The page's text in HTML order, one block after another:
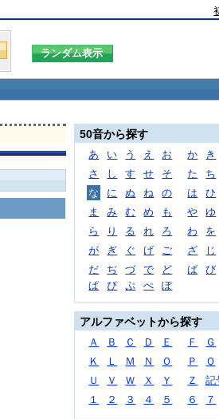
50音から探す
あ い う え お か き
さ
し す せ そ た ち
な
に ぬ ね の は ひ
ま
み む め も や ゆ
ら
り る れ ろ わ を
が
ぎ ぐ げ ご ざ じ
だ
ぢ づ で ど ば び
ぱ
ぴ ぷ ぺ ぽ
アルファベットから探す
Ａ Ｂ Ｃ Ｄ Ｅ Ｆ Ｇ
Ｋ
Ｌ Ｍ Ｎ Ｏ Ｐ Ｑ
Ｕ
Ｖ Ｗ Ｘ Ｙ Ｚ
記
１
２ ３ ４ ５ ６ ７